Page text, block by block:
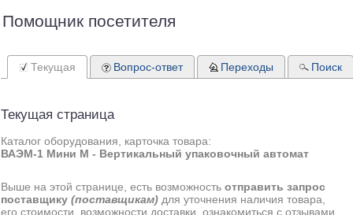
Помощник посетителя
Текущая
Текущая страница
Каталог оборудования, карточка товара:
ВАЭМ-1 Мини М - Вертикальный упаковочный автомат
Выше на этой странице, есть возможность отправить запрос
поставщику (поставщикам) для уточнения наличия товара,
его стоимости, возможности доставки, ознакомиться с отзывами
Вопрос-ответ Переходы Поиск